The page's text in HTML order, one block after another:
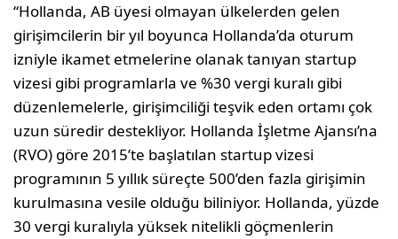
“Hollanda, AB üyesi olmayan ülkelerden gelen
girişimcilerin bir yıl boyunca Hollanda’da oturum
izniyle ikamet etmelerine olanak tanıyan startup
vizesi gibi programlarla ve %30 vergi kuralı gibi
düzenlemelerle, girişimciliği teşvik eden ortamı çok
uzun süredir destekliyor. Hollanda İşletme Ajansı’na
(RVO) göre 2015’te başlatılan startup vizesi
programının 5 yıllık süreçte 500’den fazla girişimin
kurulmasına vesile olduğu biliniyor. Hollanda, yüzde
30 vergi kuralıyla yüksek nitelikli göçmenlerin